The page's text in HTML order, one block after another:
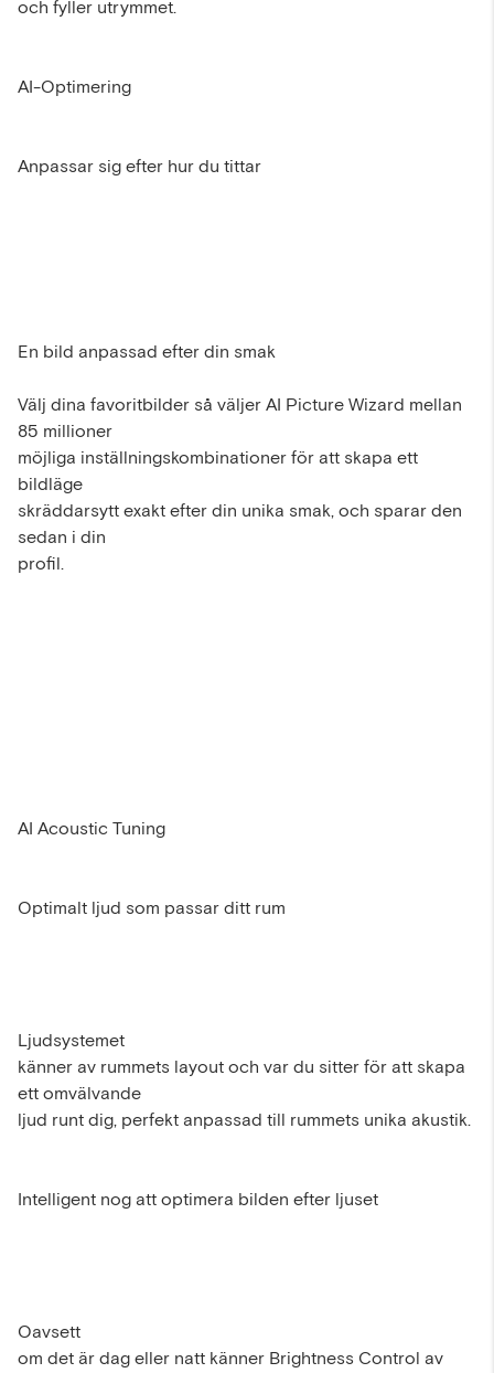
och fyller utrymmet.
AI-Optimering
Anpassar sig efter hur du tittar
En bild anpassad efter din smak
Välj dina favoritbilder så väljer AI Picture Wizard mellan
85 millioner
möjliga inställningskombinationer för att skapa ett
bildläge
skräddarsytt exakt efter din unika smak, och sparar den
sedan i din
profil.
AI Acoustic Tuning
Optimalt ljud som passar ditt rum
Ljudsystemet
känner av rummets layout och var du sitter för att skapa
ett omvälvande
ljud runt dig, perfekt anpassad till rummets unika akustik.
Intelligent nog att optimera bilden efter ljuset
Oavsett
om det är dag eller natt känner Brightness Control av